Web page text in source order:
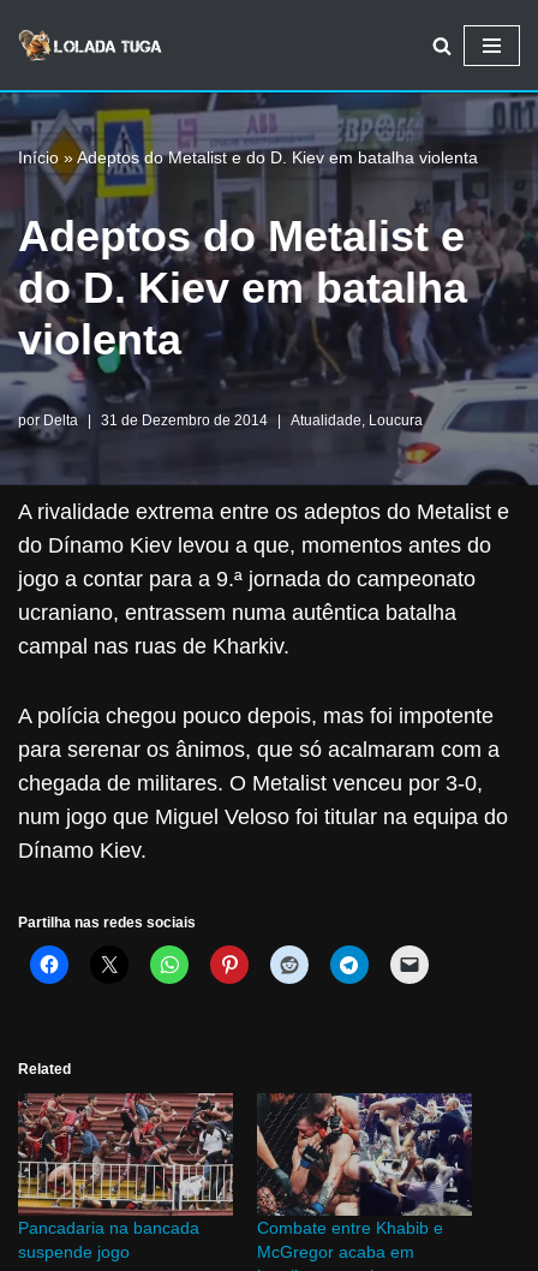
Avançar
para
o
conteúdo
Início »Adeptos do Metalist e do D. Kiev em batalha violenta
Adeptos do Metalist e
do D. Kiev em batalha
violenta
por Delta 31 de Dezembro de 2014 Atualidade, Loucura
A rivalidade extrema entre os adeptos do Metalist e
do Dínamo Kiev levou a que, momentos antes do
jogo a contar para a 9.ª jornada do campeonato
ucraniano, entrassem numa autêntica batalha
campal nas ruas de Kharkiv.
A polícia chegou pouco depois, mas foi impotente
para serenar os ânimos, que só acalmaram com a
chegada de militares. O Metalist venceu por 3-0,
num jogo que Miguel Veloso foi titular na equipa do
Dínamo Kiev.
Partilha nas redes sociais
Related
Pancadaria na bancada
suspende jogo
Combate entre Khabib e
McGregor acaba em